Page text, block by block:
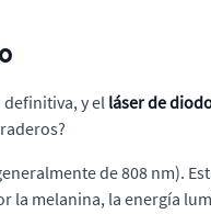
y elláser de
de 808 nm).
melanina, la energía